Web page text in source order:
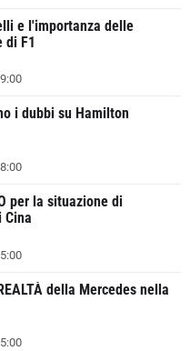
e l'importanza delle
di F1
i dubbi su Hamilton
per la situazione di
Cina
della Mercedes nella